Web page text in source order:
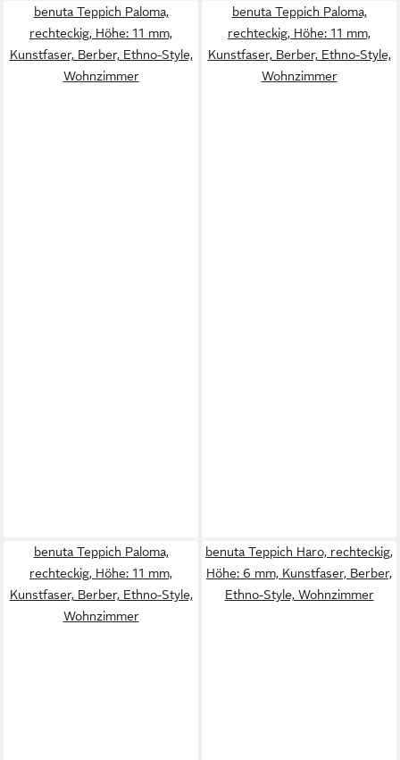
benuta Teppich Paloma,
rechteckig, Höhe: 11 mm,
Kunstfaser, Berber, Ethno-Style,
Wohnzimmer
benuta Teppich Paloma,
rechteckig, Höhe: 11 mm,
Kunstfaser, Berber, Ethno-Style,
Wohnzimmer
benuta Teppich Paloma,
rechteckig, Höhe: 11 mm,
Kunstfaser, Berber, Ethno-Style,
Wohnzimmer
benuta Teppich Haro, rechteckig,
Höhe: 6 mm, Kunstfaser, Berber,
Ethno-Style, Wohnzimmer